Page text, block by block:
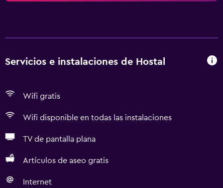
Servicios e instalaciones de Hostal
Wifi gratis
Wifi disponible en todas las instalaciones
TV de pantalla plana
Artículos de aseo gratis
Internet